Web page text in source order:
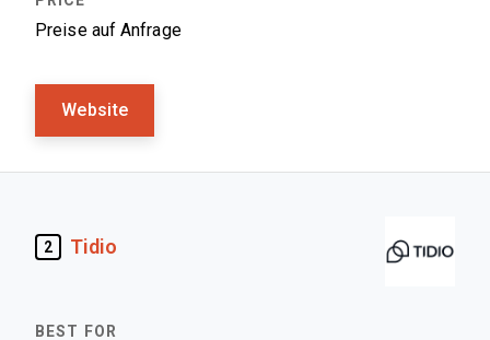
Preise auf Anfrage
Website
2 Tidio